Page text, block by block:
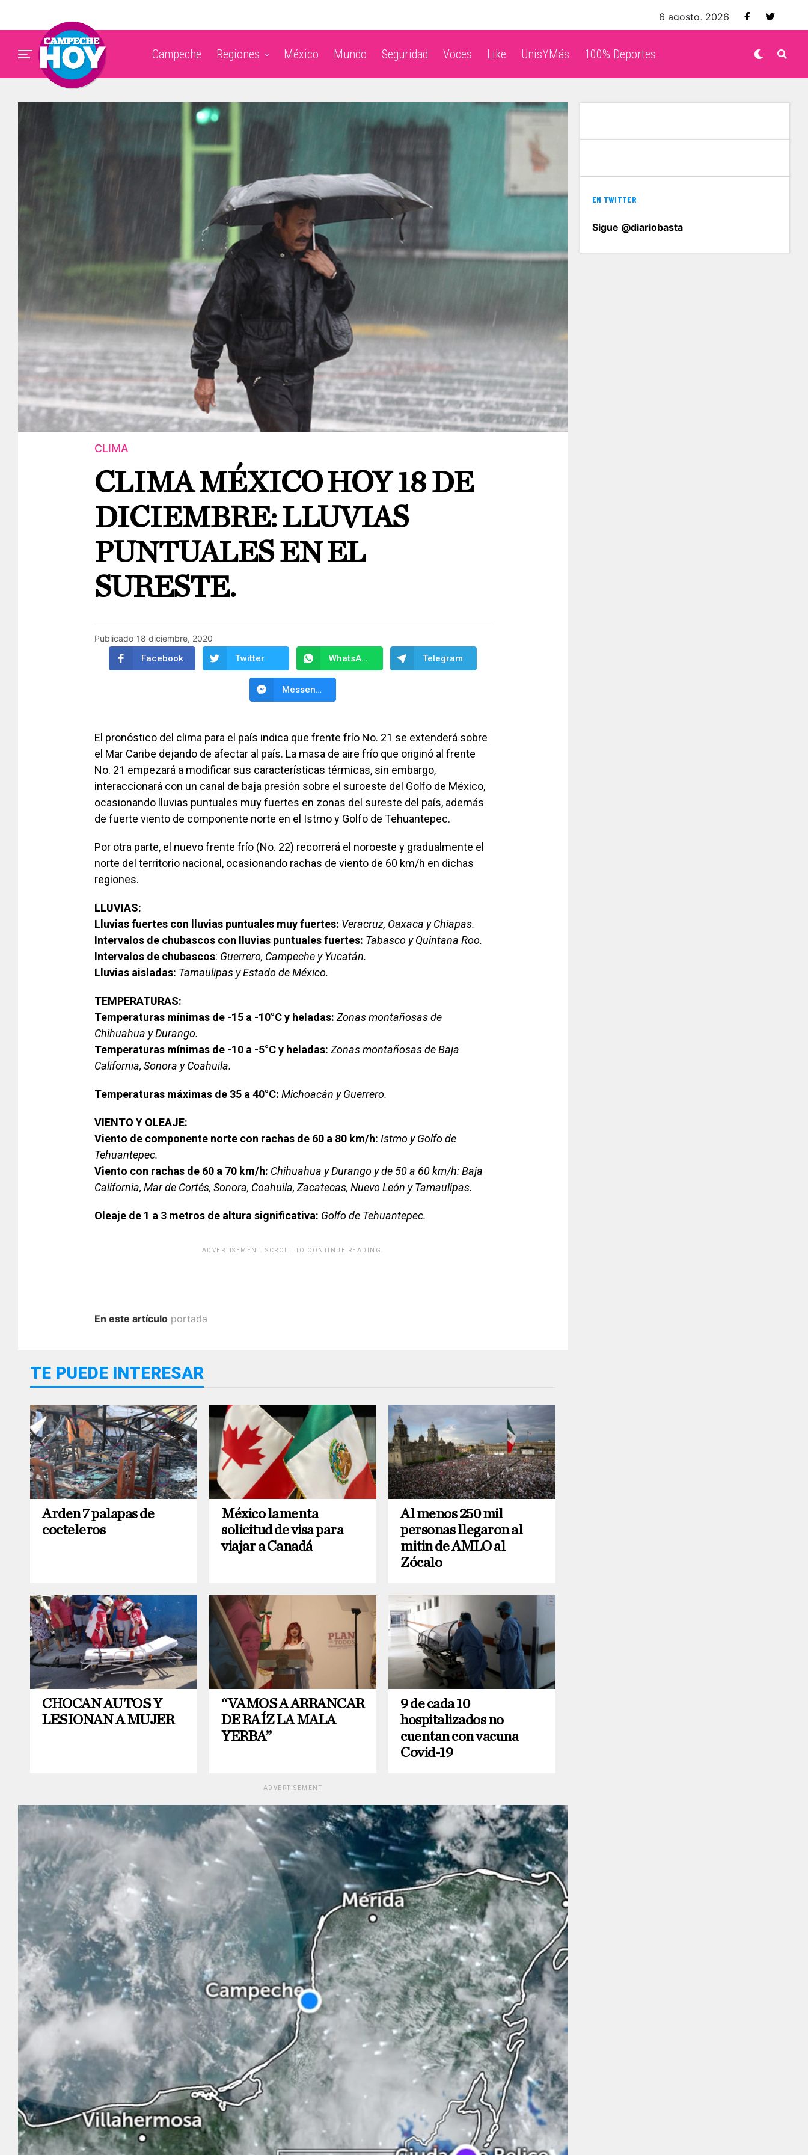
6 agosto, 2026
Campeche Regiones México Mundo Seguridad Voces Like UnisYMás 100% Deportes
CLIMA
CLIMA MÉXICO HOY 18 DE
DICIEMBRE: LLUVIAS
PUNTUALES EN EL
SURESTE.
Publicado 18 diciembre, 2020
Facebook Twitter WhatsApp Telegram
Messenger
El pronóstico del clima para el país indica que frente frío No. 21 se extenderá sobre
el Mar Caribe dejando de afectar al país. La masa de aire frío que originó al frente
No. 21 empezará a modificar sus características térmicas, sin embargo,
interaccionará con un canal de baja presión sobre el suroeste del Golfo de México,
ocasionando lluvias puntuales muy fuertes en zonas del sureste del país, además
de fuerte viento de componente norte en el Istmo y Golfo de Tehuantepec.
Por otra parte, el nuevo frente frío (No. 22) recorrerá el noroeste y gradualmente el
norte del territorio nacional, ocasionando rachas de viento de 60 km/h en dichas
regiones.
LLUVIAS:
Lluvias fuertes con lluvias puntuales muy fuertes: Veracruz, Oaxaca y Chiapas.
Intervalos de chubascos con lluvias puntuales fuertes: Tabasco y Quintana Roo.
Intervalos de chubascos: Guerrero, Campeche y Yucatán.
Lluvias aisladas: Tamaulipas y Estado de México.
TEMPERATURAS:
Temperaturas mínimas de -15 a -10°C y heladas: Zonas montañosas de
Chihuahua y Durango.
Temperaturas mínimas de -10 a -5°C y heladas: Zonas montañosas de Baja
California, Sonora y Coahuila.
Temperaturas máximas de 35 a 40°C: Michoacán y Guerrero.
VIENTO Y OLEAJE:
Viento de componente norte con rachas de 60 a 80 km/h: Istmo y Golfo de
Tehuantepec.
Viento con rachas de 60 a 70 km/h: Chihuahua y Durango y de 50 a 60 km/h: Baja
California, Mar de Cortés, Sonora, Coahuila, Zacatecas, Nuevo León y Tamaulipas.
Oleaje de 1 a 3 metros de altura significativa: Golfo de Tehuantepec.
ADVERTISEMENT. SCROLL TO CONTINUE READING.
En este artículo portada
TE PUEDE INTERESAR
Arden 7 palapas de
cocteleros
México lamenta
solicitud de visa para
viajar a Canadá
Al menos 250 mil
personas llegaron al
mitin de AMLO al
Zócalo
CHOCAN AUTOS Y
LESIONAN A MUJER
“VAMOS A ARRANCAR
DE RAÍZ LA MALA
YERBA”
9 de cada 10
hospitalizados no
cuentan con vacuna
Covid-19
ADVERTISEMENT
EN TWITTER
Sigue @diariobasta